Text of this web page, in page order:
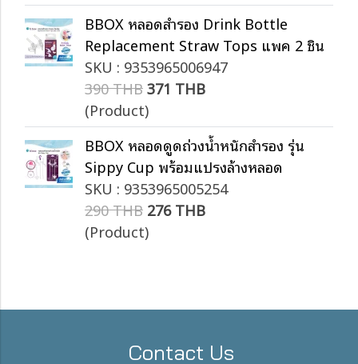
BBOX หลอดสำรอง Drink Bottle
Replacement Straw Tops แพค 2 ชิ้น
SKU : 9353965006947
390 THB371 THB
(Product)
BBOX หลอดดูดถ่วงน้ำหนักสำรอง รุ่น
Sippy Cup พร้อมแปรงล้างหลอด
SKU : 9353965005254
290 THB 276 THB
(Product)
Contact Us